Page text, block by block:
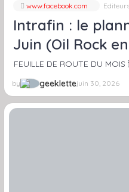
www.facebook.com
Intrafin : le
Juin (Oil Rock
FEUILLE DE ROUTE DU
by geeklettejuin 30, 2026